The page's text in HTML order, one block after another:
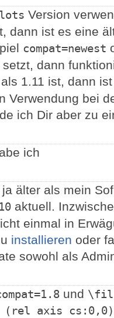
Version
dann ist es eine
compat=newest
dann
1.11 ist, dann
Verwendung bei
ich Dir aber zu
ich
älter als mein
aktuell.
einmal in
installieren oder
sowohl als
und
axis